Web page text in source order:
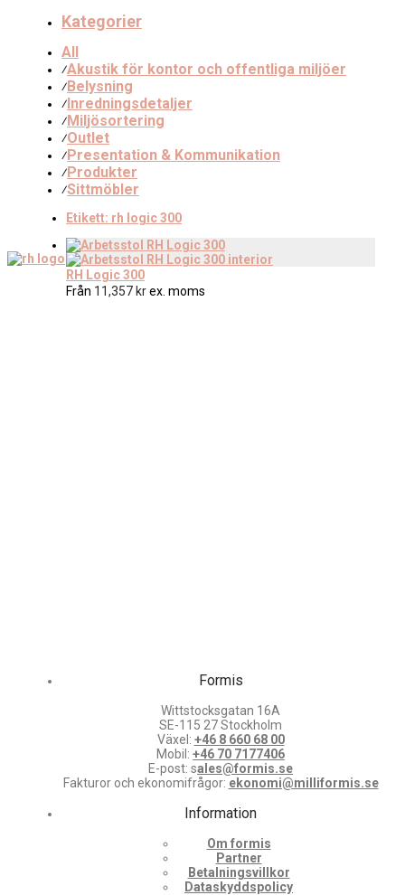
Kategorier
All
⁄Akustik för kontor och offentliga miljöer
⁄Belysning
⁄Inredningsdetaljer
⁄Miljösortering
⁄Outlet
⁄Presentation & Kommunikation
⁄Produkter
⁄Sittmöbler
Etikett: rh logic 300
RH Logic 300
Från 11,357 krex. moms
Formis
Wittstocksgatan 16A
SE-115 27 Stockholm
Växel: +46 8 660 68 00
Mobil: +46 70 7177406
E-post: sales@formis.se
Fakturor och ekonomifrågor: ekonomi@milliformis.se
Information
Om formis
Partner
Betalningsvillkor
Dataskyddspolicy